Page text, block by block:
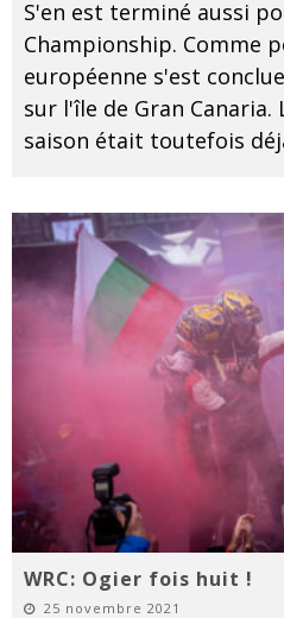
S'en est terminé aussi
Championship. Comme
européenne s'est
sur l'île de Gran Canaria.
saison était toutefois
WRC: Ogier fois huit !
25 novembre 2021